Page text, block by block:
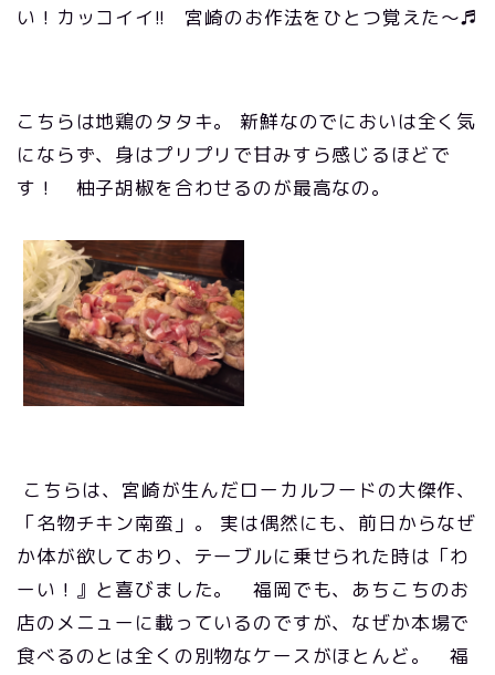
い！カッコイイ!! 宮崎のお作法をひとつ覚えた～♬
こちらは地鶏のタタキ。 新鮮なのでにおいは全く気
にならず、身はプリプリで甘みすら感じるほどで
す！ 柚子胡椒を合わせるのが最高なの。
こちらは、宮崎が生んだローカルフードの大傑作、
「名物チキン南蛮」。 実は偶然にも、前日からなぜ
か体が欲しており、テーブルに乗せられた時は「わ
ーい！』と喜びました。 福岡でも、あちこちのお
店のメニューに載っているのですが、なぜか本場で
食べるのとは全くの別物なケースがほとんど。 福